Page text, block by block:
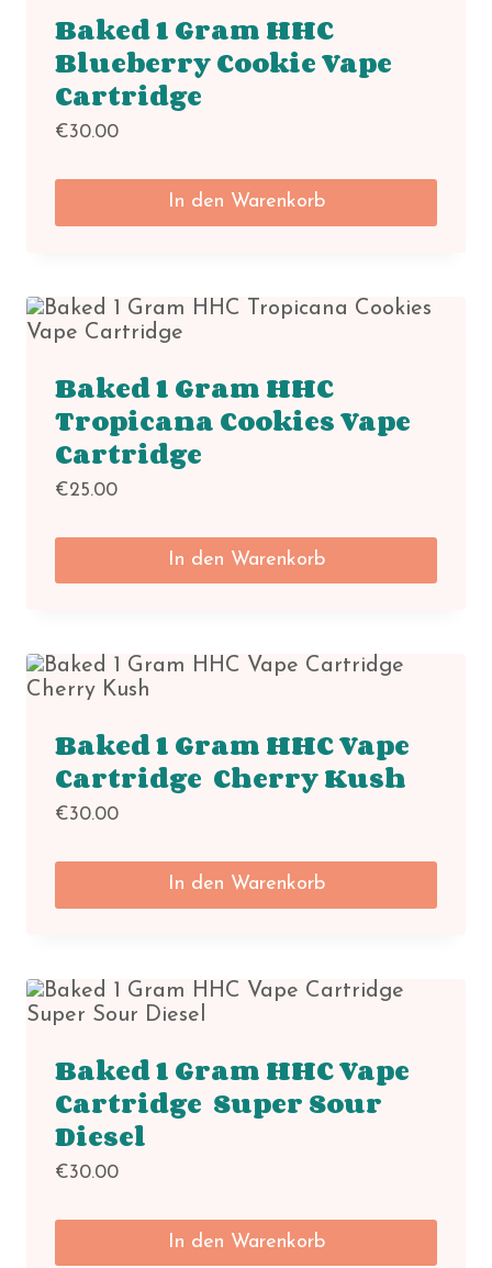
Die
Optionen
können
auf
der
Baked 1 Gram HHC
Blueberry Cookie Vape
Cartridge
€30.00
In den Warenkorb
Baked 1 Gram HHC
Tropicana Cookies Vape
Cartridge
€25.00
In den Warenkorb
Baked 1 Gram HHC Vape
Cartridge Cherry Kush
€30.00
In den Warenkorb
Baked 1 Gram HHC Vape
Cartridge Super Sour
Diesel
€30.00
In den Warenkorb